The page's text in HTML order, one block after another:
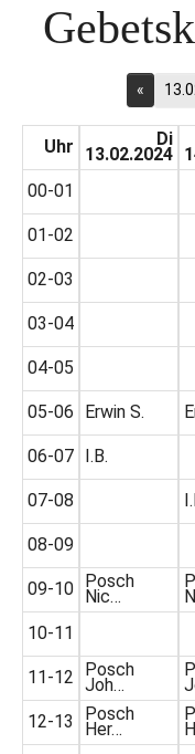
«
Uhr
00-01
01-02
02-03
03-04
04-05
05-06
06-07
07-08
08-09
09-10
10-11
11-12
12-13
Di
13.02.2024
Erwin S.
I.B.
Posch
Nic…
Posch
Joh…
Posch
Her…